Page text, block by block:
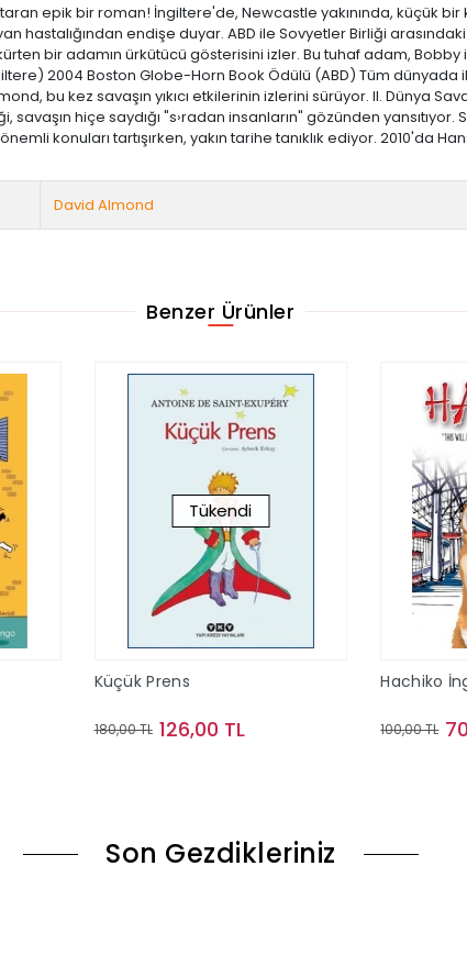
epik bir roman! İngiltere'de, Newcastle yakınında, küçük
hastalığından endişe duyar. ABD ile Sovyetler Birliği
bir adamın ürkütücü gösterisini izler. Bu tuhaf adam, Bobby
2004 Boston Globe-Horn Book Ödülü (ABD) Tüm dünyada
bu kez savaşın yıkıcı etkilerinin izlerini sürüyor. II. Dünya
hiçe saydığı "s›radan insanların" gözünden
konuları tartışırken, yakın tarihe tanıklık ediyor. 2010'da
David Almond
Benzer Ürünler
Tükendi
Küçük Prens
180,00 TL 126,00 TL
Hachiko
100,00 TL
Son Gezdikleriniz